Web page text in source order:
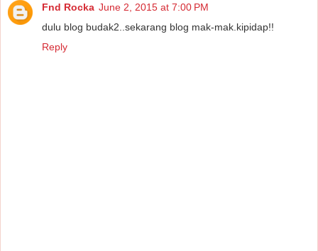
Fnd Rocka June 2, 2015 at 7:00 PM
dulu blog budak2..sekarang blog mak-mak.kipidap!!
Reply